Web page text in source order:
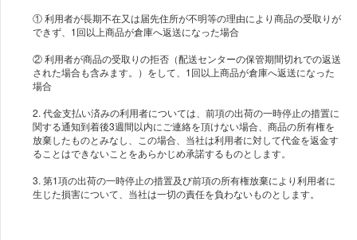
① 利用者が長期不在又は届先住所が不明等の理由により商品の受取りが
できず、1回以上商品が倉庫へ返送になった場合
② 利用者が商品の受取りの拒否（配送センターの保管期間切れでの返送
された場合も含みます。）をして、1回以上商品が倉庫へ返送になった
場合
2. 代金支払い済みの利用者については、前項の出荷の一時停止の措置に
関する通知到着後3週間以内にご連絡を頂けない場合、商品の所有権を
放棄したものとみなし、この場合、当社は利用者に対して代金を返金す
ることはできないことをあらかじめ承諾するものとします。
3. 第1項の出荷の一時停止の措置及び前項の所有権放棄により利用者に
生じた損害について、当社は一切の責任を負わないものとします。